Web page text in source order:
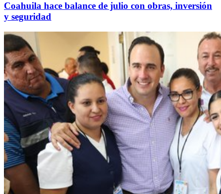
Coahuila hace balance de julio con obras, inversión
y seguridad